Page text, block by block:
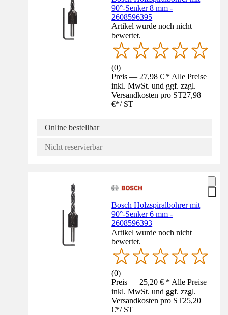
90°-Senker 8 mm -
2608596395
Artikel wurde noch nicht
bewertet.
(0)
Preis — 27,98 € * Alle Preise
inkl. MwSt. und ggf. zzgl.
Versandkosten pro ST27,98
€*/ ST
Online bestellbar
Nicht reservierbar
Bosch Holzspiralbohrer mit
90°-Senker 6 mm -
2608596393
Artikel wurde noch nicht
bewertet.
(0)
Preis — 25,20 € * Alle Preise
inkl. MwSt. und ggf. zzgl.
Versandkosten pro ST25,20
€*/ ST